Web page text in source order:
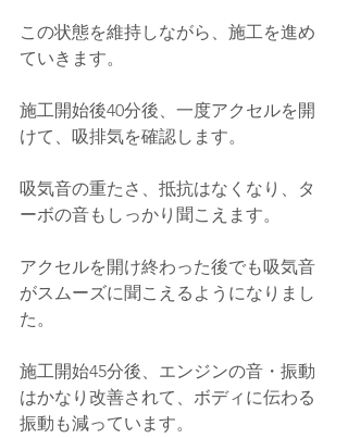
この状態を維持しながら、施工を進め
ていきます。
施工開始後40分後、一度アクセルを開
けて、吸排気を確認します。
吸気音の重たさ、抵抗はなくなり、タ
ーボの音もしっかり聞こえます。
アクセルを開け終わった後でも吸気音
がスムーズに聞こえるようになりまし
た。
施工開始45分後、エンジンの音・振動
はかなり改善されて、ボディに伝わる
振動も減っています。